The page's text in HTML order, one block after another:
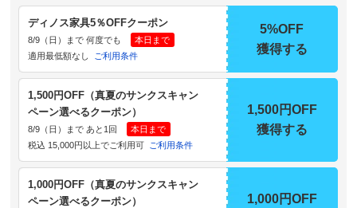
ディノス家具5％OFFクーポン
8/9（日）まで 何度でも
本日まで
適用最低額なし
ご利用条件
5%OFF
獲得する
1,500円OFF（真夏のサンクスキャン
ペーン選べるクーポン）
8/9（日）まで あと1回
本日まで
税込 15,000円以上でご利用可 ご利用条件
1,500円OFF
獲得する
1,000円OFF（真夏のサンクスキャン
ペーン選べるクーポン）
1,000円OFF